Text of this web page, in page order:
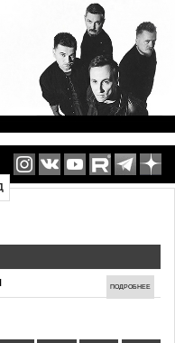
ПОДРОБНЕЕ